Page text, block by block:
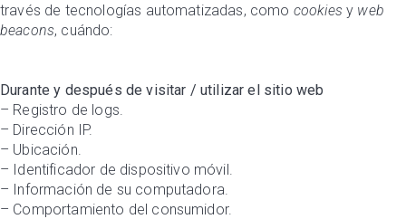
través de tecnologías automatizadas, como cookies y web
beacons, cuándo:
Durante y después de visitar / utilizar el sitio web
– Registro de logs.
– Dirección IP.
– Ubicación.
– Identificador de dispositivo móvil.
– Información de su computadora.
– Comportamiento del consumidor.